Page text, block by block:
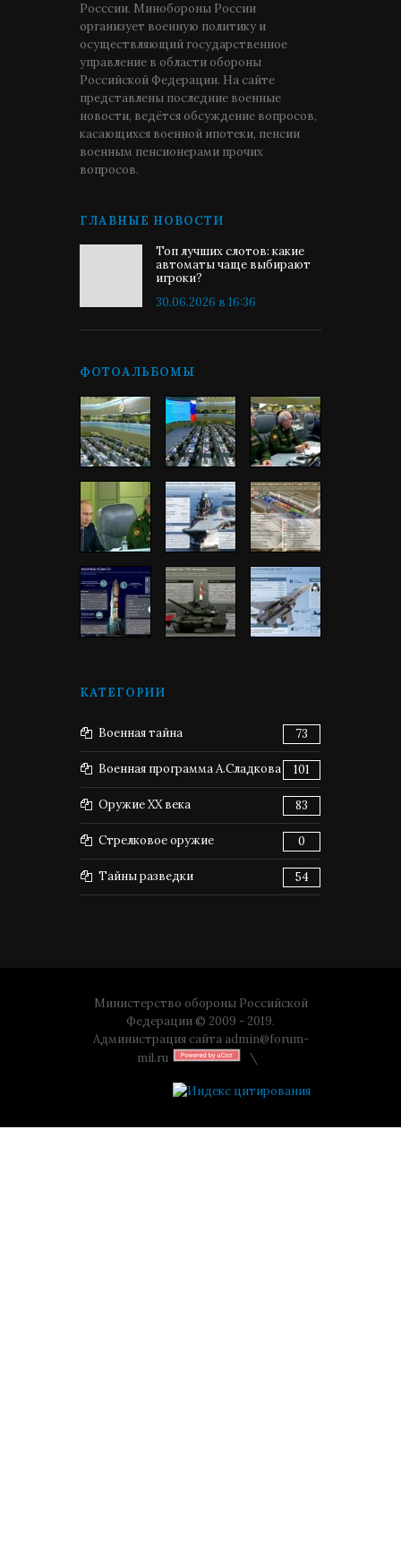
Росссии. Минобороны России
организует военную политику и
осуществляющий государственное
управление в области обороны
Российской Федерации. На сайте
представлены последние военные
новости, ведётся обсуждение вопросов,
касающихся военной ипотеки, пенсии
военным пенсионерами прочих
вопросов.
ГЛАВНЫЕ НОВОСТИ
Топ лучших слотов: какие
автоматы чаще выбирают
игроки?
30.06.2026 в 16:36
ФОТОАЛЬБОМЫ
КАТЕГОРИИ
Военная тайна 73
Военная программа А.Сладкова 101
Оружие XX века 83
Стрелковое оружие 0
Тайны разведки 54
Министерство обороны Российской
Федерации © 2009 - 2019.
Администрация сайта admin@forum-
mil.ru